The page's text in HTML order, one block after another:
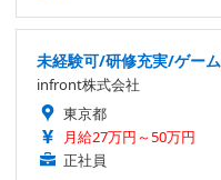
未経験可/研修充実/ゲー
infront株式会社
東京都
月給27万円～50万円
正社員